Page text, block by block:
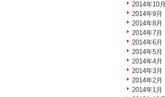
2014年10月
2014年9月
2014年8月
2014年7月
2014年6月
2014年5月
2014年4月
2014年3月
2014年2月
2014年1月